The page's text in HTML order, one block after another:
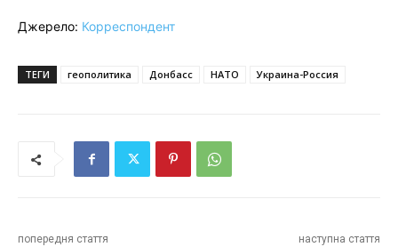
Джерело: Корреспондент
ТЕГИ геополитика Донбасс НАТО Украина-Россия
попередня стаття наступна стаття